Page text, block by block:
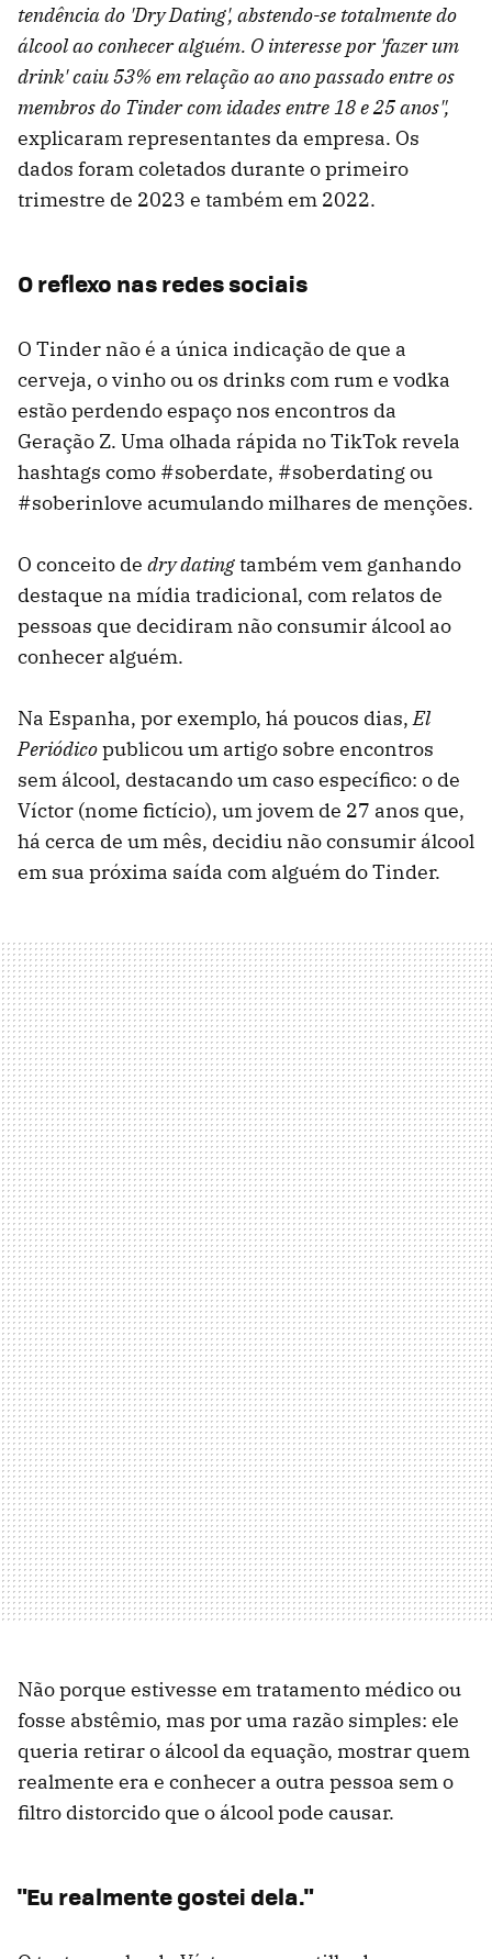
tendência do 'Dry Dating', abstendo-se totalmente do
álcool ao conhecer alguém. O interesse por 'fazer um
drink' caiu 53% em relação ao ano passado entre os
membros do Tinder com idades entre 18 e 25 anos",
explicaram representantes da empresa. Os
dados foram coletados durante o primeiro
trimestre de 2023 e também em 2022.
O reflexo nas redes sociais
O Tinder não é a única indicação de que a
cerveja, o vinho ou os drinks com rum e vodka
estão perdendo espaço nos encontros da
Geração Z. Uma olhada rápida no TikTok revela
hashtags como #soberdate, #soberdating ou
#soberinlove acumulando milhares de menções.
O conceito de dry datingtambém vem ganhando
destaque na mídia tradicional, com relatos de
pessoas que decidiram não consumir álcool ao
conhecer alguém.
Na Espanha, por exemplo, há poucos dias,El
Periódicopublicou um artigo sobre encontros
sem álcool, destacando um caso específico: o de
Víctor (nome fictício), um jovem de 27 anos que,
há cerca de um mês, decidiu não consumir álcool
em sua próxima saída com alguém do Tinder.
Não porque estivesse em tratamento médico ou
fosse abstêmio, mas por uma razão simples: ele
queria retirar o álcool da equação, mostrar quem
realmente era e conhecer a outra pessoa sem o
filtro distorcido que o álcool pode causar.
"Eu realmente gostei dela."